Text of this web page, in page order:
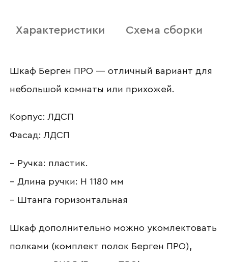
Характеристики Схема сборки
Шкаф Берген ПРО — отличный вариант для
небольшой комнаты или прихожей.
Корпус: ЛДСП
Фасад: ЛДСП
– Ручка: пластик.
– Длина ручки: Н 1180 мм
– Штанга горизонтальная
Шкаф дополнительно можно укомлектовать
полками (комплект полок Берген ПРО),
Ваше имя
Наименование организации
Ваш email
Номер телефона